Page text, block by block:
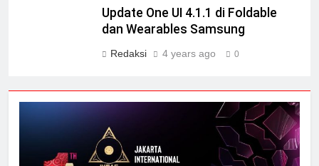
Update One UI 4.1.1 di Foldable
dan Wearables Samsung
Redaksi 4 years ago 0